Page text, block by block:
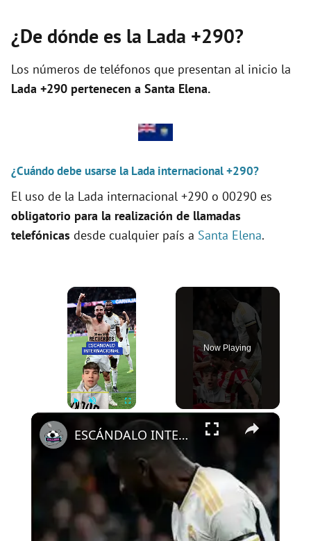
¿De dónde es la Lada +290?
Los números de teléfonos que presentan al inicio la
Lada +290 pertenecen a Santa Elena.
¿Cuándo debe usarse la Lada internacional +290?
El uso de la Lada internacional +290 o 00290 es
obligatorio para la realización de llamadas
telefónicas desde cualquier país a Santa Elena.
×
Now Playing
×
ESCÁNDALO INTERNACIONAL